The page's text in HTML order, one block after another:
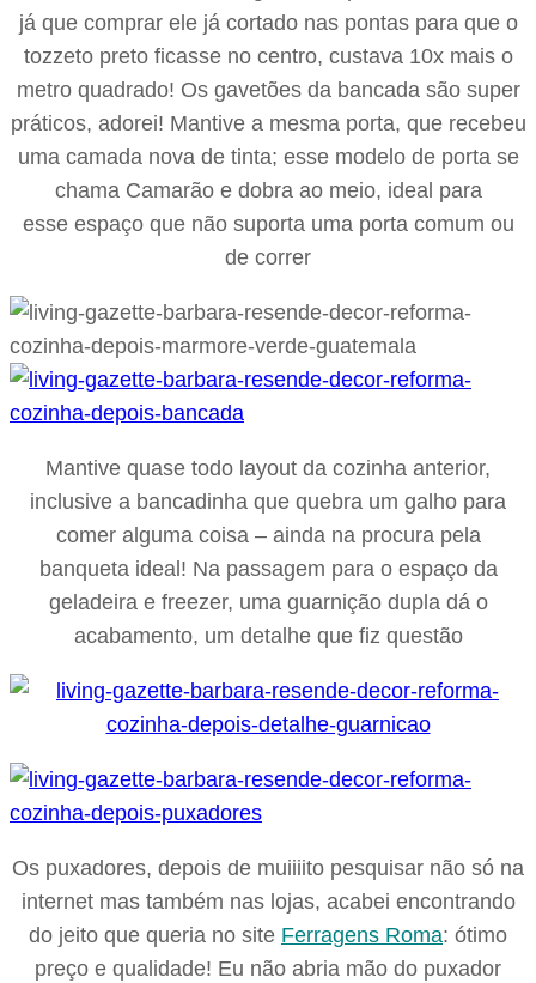
já que comprar ele já cortado nas pontas para que o
tozzeto preto ficasse no centro, custava 10x mais o
metro quadrado! Os gavetões da bancada são super
práticos, adorei! Mantive a mesma porta, que recebeu
uma camada nova de tinta; esse modelo de porta se
chama Camarão e dobra ao meio, ideal para
esse espaço que não suporta uma porta comum ou
de correr
Mantive quase todo layout da cozinha anterior,
inclusive a bancadinha que quebra um galho para
comer alguma coisa – ainda na procura pela
banqueta ideal! Na passagem para o espaço da
geladeira e freezer, uma guarnição dupla dá o
acabamento, um detalhe que fiz questão
Os puxadores, depois de muiiiito pesquisar não só na
internet mas também nas lojas, acabei encontrando
do jeito que queria no site Ferragens Roma: ótimo
preço e qualidade! Eu não abria mão do puxador